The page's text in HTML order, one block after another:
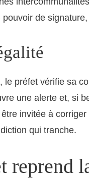
de
le préfet vérifie sa
une alerte et, si
invitée à
qui tranche.
reprend